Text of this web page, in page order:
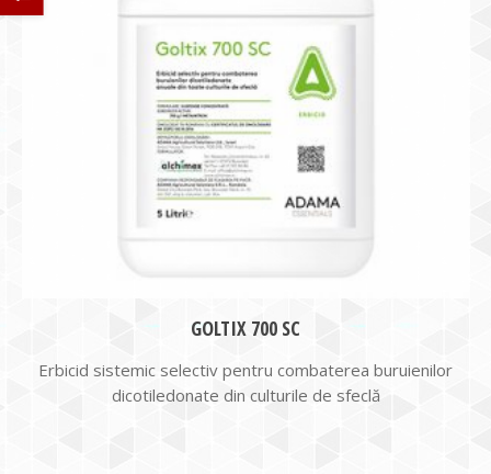
GOLTIX 700 SC
Erbicid sistemic selectiv pentru combaterea buruienilor
dicotiledonate din culturile de sfeclă